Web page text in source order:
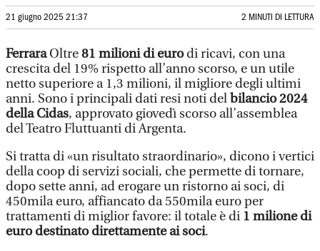
21 giugno 2025 21:37 2 MINUTI DI LETTURA
FerraraOltre81 milioni di eurodi ricavi, con una
crescita del 19% rispetto all’anno scorso, e un utile
netto superiore a 1,3 milioni, il migliore degli ultimi
anni. Sono i principali dati resi noti del bilancio 2024
della Cidas, approvato giovedì scorso all’assemblea
del Teatro Fluttuanti di Argenta.
Si tratta di «un risultato straordinario», dicono i vertici
della coop di servizi sociali, che permette di tornare,
dopo sette anni, ad erogare un ristorno ai soci, di
450mila euro, affiancato da 550mila euro per
trattamenti di miglior favore: il totale è di 1 milione di
euro destinato direttamente ai soci.